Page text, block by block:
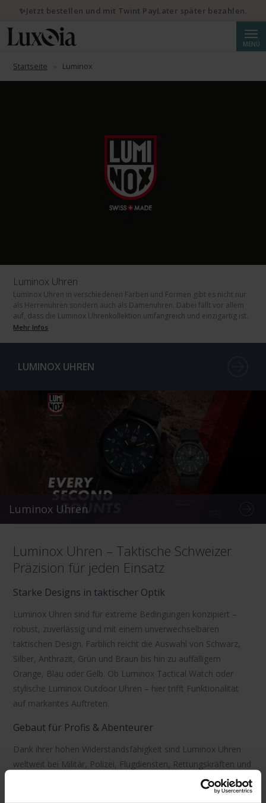
MENÜ
Startseite Luminox
Luminox Uhren
Luminox Uhren in verschiedenen Farben und Formen gibt es nicht nur
als Herrenuhren sondern auch als Damenuhren. Dabei fällt vor allem
auf, dass die Luminox Uhrenkollektion umfangreich und einzigartig ist.
Mehr Infos
LUMINOX UHREN
Luminox Uhren
Luminox Uhren – Taktische Schweizer
Präzision für jeden Einsatz
Starke Designs in taktischer Optik
Luminox Uhren sind für extreme Bedingungen konzipiert –
robust, zuverlässig und mit einem unverwechselbaren
taktischen Design. Farblich reicht die Auswahl von Schwarz,
Silber, Anthrazit, Grün und Braun bis hin zu auffälligem
Orange, Blau oder Gelb. Ob Luminox Tactical Watch oder
stylische Luminox Outdoor Uhren – hier trifft Funktionalität
auf markantes Auftreten.
Gebaut für Profis & Abenteurer
Dank ihrer hohen Widerstandsfähigkeit sind Luminox Uhren
weltweit bei Militär, Polizei, Flugdiensten, Rettungskräften und
Tauchern im Einsatz. Gehäuse aus Edelstahl oder
karbonverstärktem Kunststoff, Saphirglas und Armbänder aus
✨Jetzt bestellen und mit Twint PayLater später bezahlen.